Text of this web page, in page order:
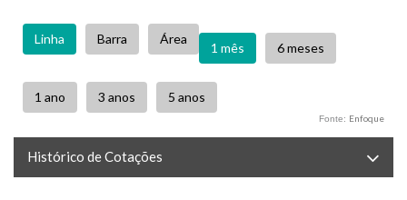
Fonte: Enfoque
Histórico de Cotações